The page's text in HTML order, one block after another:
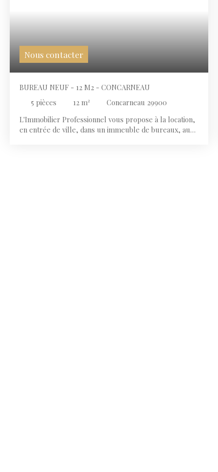
Nous contacter
BUREAU NEUF - 12 M2 - CONCARNEAU
5 pièces 12 m²
Concarneau 29900
L'Immobilier Professionnel vous propose à la location,
en entrée de ville, dans un immeuble de bureaux, au